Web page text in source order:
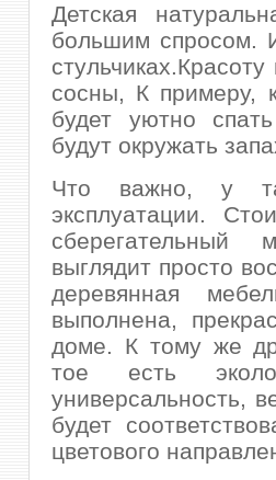
Детская
большим спросом.
сосны, К примеру,
будет уютно
будут окружать
Что важно, у
эксплуатации.
сберегательный
выглядит просто
деревянная
выполнена,
доме. К тому же
тое есть
универсальность,
будет
цветового